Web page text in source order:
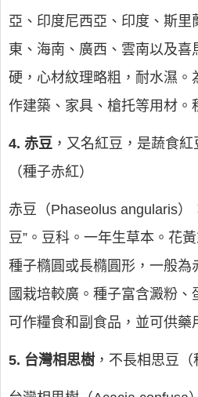
亞、印度尼西亞、印度、斯里
東、海南、廣西、雲南以及喜
硬，心材紋理略粗，耐水濕。
作建築、家具、槍托等用材。
4. 赤豆 ，又名紅豆，是蔬食
（種子赤紅）
赤豆（Phaseolus angularis）
豆”。豆科。一年生草本。花
種子橢圓或長橢圓形，一般為
國栽培較廣。種子富含澱粉、
可作糧食和副食品，並可供藥
5. 台灣相思樹 ，不長相思豆（